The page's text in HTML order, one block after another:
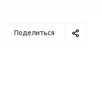
Поделиться